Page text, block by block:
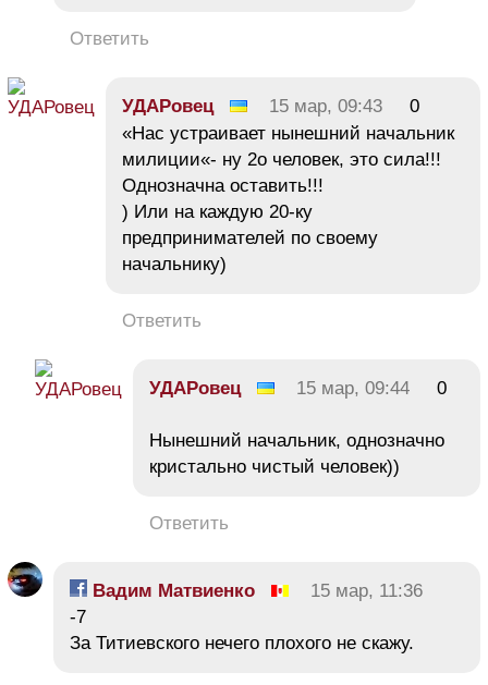
Ответить
УДАРовец 15 мар, 09:43
0
«Нас устраивает нынешний начальник
милиции«- ну 2о человек, это сила!!!
Однозначна оставить!!!
) Или на каждую 20-ку
предпринимателей по своему
начальнику)
Ответить
УДАРовец 15 мар, 09:44 0
Нынешний начальник, однозначно
кристально чистый человек))
Ответить
Вадим Матвиенко
15 мар, 11:36
-7
За Титиевского нечего плохого не скажу.